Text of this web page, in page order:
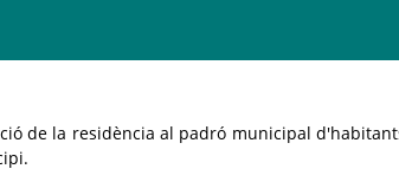
de la residència al padró municipal